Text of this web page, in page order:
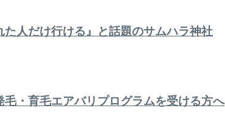
た人だけ行ける』と話題のサムハラ神社
毛・育毛エアバリプログラムを受ける方へ